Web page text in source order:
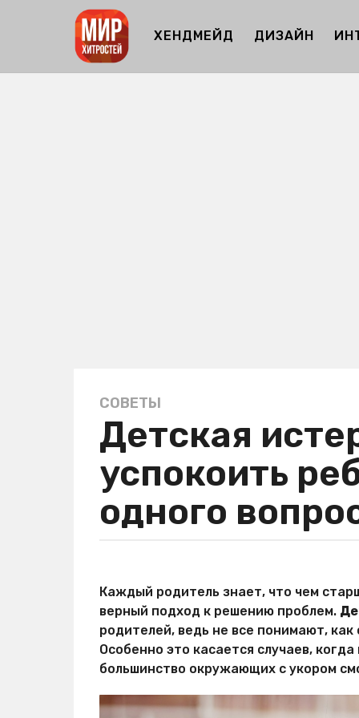
ХЕНДМЕЙД ДИЗАЙН
5
л
е
a
o
т
a
g
o
СОВЕТЫ
Детская
успокоить
одного
т
о
р
М
и
р
и
Каждый родитель знает, что чем
верный подход к решению проблем.
родителей, ведь не все понимают,
Особенно это касается случаев,
большинство окружающих с укором